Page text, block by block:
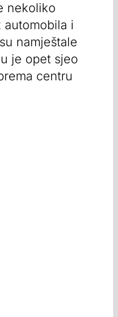
nekoliko
automobila i
namještale
je opet sjeo
centru